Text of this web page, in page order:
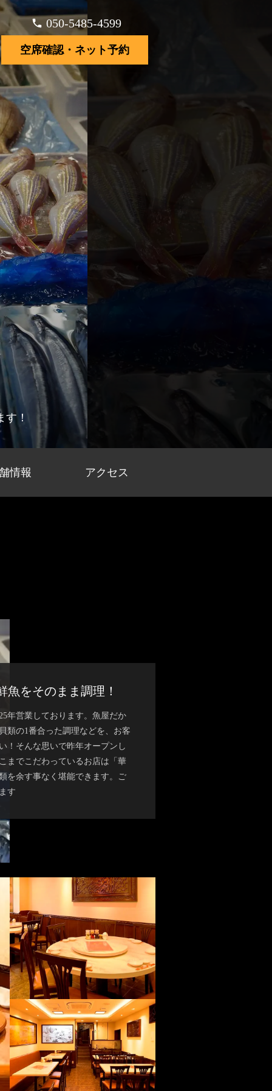
050-5485-4599
空席確認・ネット予約
！
情報 アクセス
魚をそのまま調理！
年営業しております。魚屋だか
類の1番合った調理などを、お客
！そんな思いで昨年オープンし
までこだわっているお店は「華
を余す事なく堪能できます。ご
す